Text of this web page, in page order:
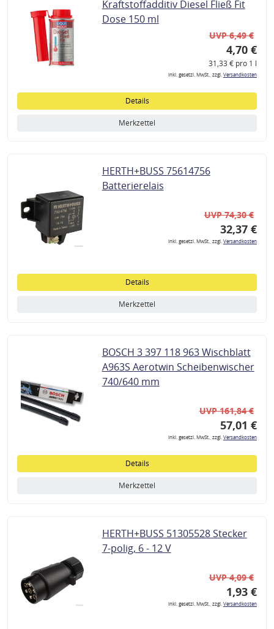
Kraftstoffadditiv Diesel Fließ Fit
Dose 150 ml
UVP 6,49 €
4,70 €
31,33 € pro 1 l
inkl. gesetzl. MwSt., zzgl.Versandkosten
Details
Merkzettel
HERTH+BUSS 75614756
Batterierelais
UVP 74,30 €
32,37 €
inkl. gesetzl. MwSt., zzgl.Versandkosten
Details
Merkzettel
BOSCH 3 397 118 963 Wischblatt
A963S Aerotwin Scheibenwischer
740/640 mm
UVP 161,84 €
57,01 €
inkl. gesetzl. MwSt., zzgl.Versandkosten
Details
Merkzettel
HERTH+BUSS 51305528 Stecker
7-polig, 6 - 12 V
UVP 4,09 €
1,93 €
inkl. gesetzl. MwSt., zzgl.Versandkosten